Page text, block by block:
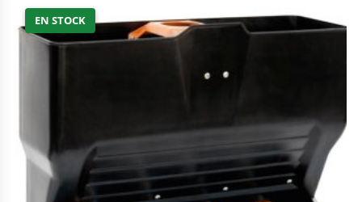
EN STOCK